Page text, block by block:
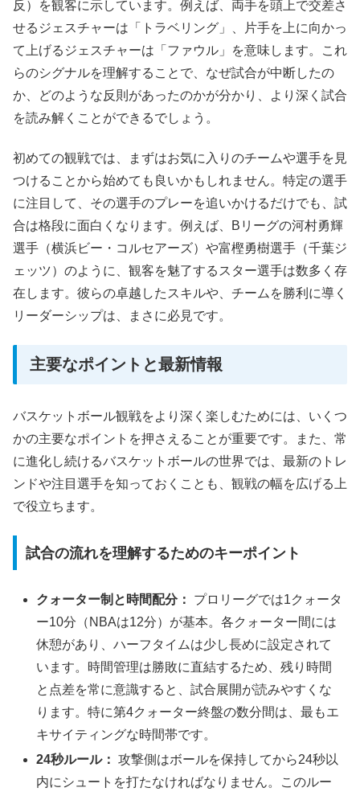
反）を観客に示しています。例えば、両手を頭上で交差さ
せるジェスチャーは「トラベリング」、片手を上に向かっ
て上げるジェスチャーは「ファウル」を意味します。これ
らのシグナルを理解することで、なぜ試合が中断したの
か、どのような反則があったのかが分かり、より深く試合
を読み解くことができるでしょう。
初めての観戦では、まずはお気に入りのチームや選手を見
つけることから始めても良いかもしれません。特定の選手
に注目して、その選手のプレーを追いかけるだけでも、試
合は格段に面白くなります。例えば、Bリーグの河村勇輝
選手（横浜ビー・コルセアーズ）や富樫勇樹選手（千葉ジ
ェッツ）のように、観客を魅了するスター選手は数多く存
在します。彼らの卓越したスキルや、チームを勝利に導く
リーダーシップは、まさに必見です。
主要なポイントと最新情報
バスケットボール観戦をより深く楽しむためには、いくつ
かの主要なポイントを押さえることが重要です。また、常
に進化し続けるバスケットボールの世界では、最新のトレ
ンドや注目選手を知っておくことも、観戦の幅を広げる上
で役立ちます。
試合の流れを理解するためのキーポイント
クォーター制と時間配分：
プロリーグでは1クォータ
ー10分（NBAは12分）が基本。各クォーター間には
休憩があり、ハーフタイムは少し長めに設定されて
います。時間管理は勝敗に直結するため、残り時間
と点差を常に意識すると、試合展開が読みやすくな
ります。特に第4クォーター終盤の数分間は、最もエ
キサイティングな時間帯です。
24秒ルール： 攻撃側はボールを保持してから24秒以
内にシュートを打たなければなりません。このルー